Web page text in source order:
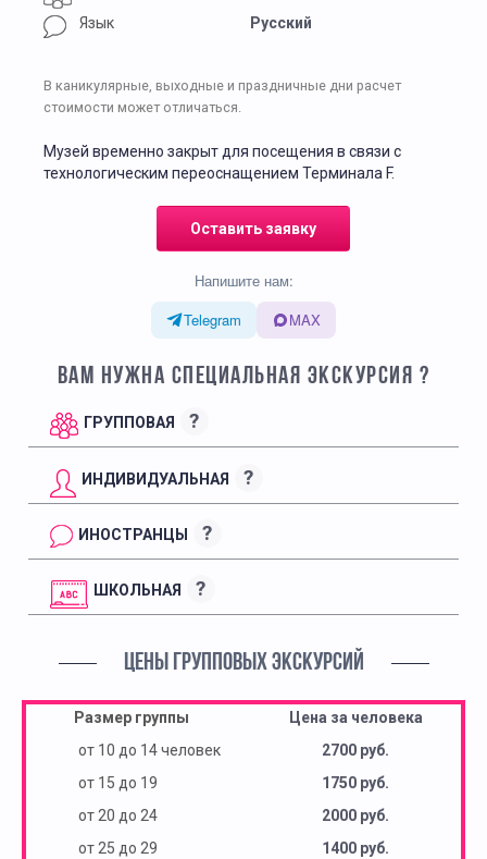
Язык
Русский
В каникулярные, выходные и праздничные дни расчет
стоимости может отличаться.
Музей временно закрыт для посещения в связи с
технологическим переоснащением Терминала F.
Оставить заявку
Напишите нам:
Telegram
MAX
ВАМ НУЖНА СПЕЦИАЛЬНАЯ ЭКСКУРСИЯ ?
ГРУППОВАЯ ?
ИНДИВИДУАЛЬНАЯ ?
ИНОСТРАНЦЫ ?
ШКОЛЬНАЯ ?
ЦЕНЫ ГРУППОВЫХ ЭКСКУРСИЙ
Размер группы
Цена за человека
от 10 до 14 человек
2700 руб.
от 15 до 19
1750 руб.
от 20 до 24
2000 руб.
от 25 до 29
1400 руб.